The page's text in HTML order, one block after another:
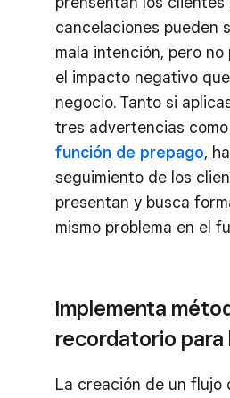
cancelaciones pueden
mala intención, pero
el impacto negativo
negocio. Tanto si
tres advertencias
función de prepago,
seguimiento de los
presentan y busca
mismo problema en el
Implementa
recordatorio para
La creación de un flujo